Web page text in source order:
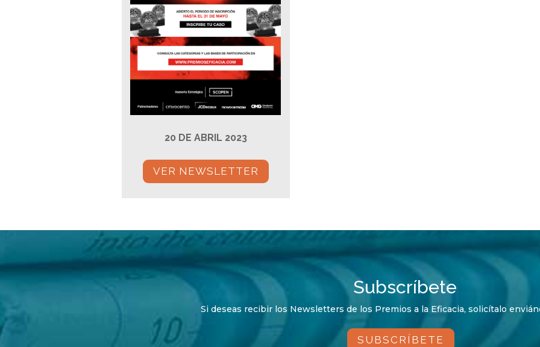
20 DE ABRIL 2023
VER NEWSLETTER
Subscríbete
Si deseas recibir los Newsletters de los Premios a la Eficacia, solicítalo
SUBSCRÍBETE